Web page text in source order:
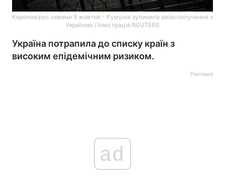
Коронавірус новини 9 жовтня - Румунія зупинила авіасполучення з
Україною / Ілюстрація REUTERS
Україна потрапила до списку країн з
високим епідемічним ризиком.
Реклама
ad